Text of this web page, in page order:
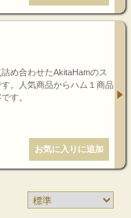
め合わせたAkitaHamのス
。人気商品からハム１商品
す。